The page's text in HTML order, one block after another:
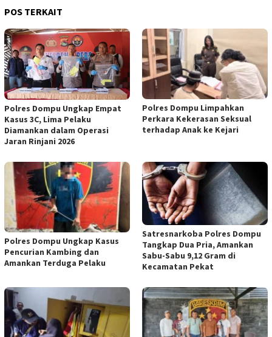
POS TERKAIT
Polres Dompu Ungkap Empat
Kasus 3C, Lima Pelaku
Diamankan dalam Operasi
Jaran Rinjani 2026
Polres Dompu Limpahkan
Perkara Kekerasan Seksual
terhadap Anak ke Kejari
Polres Dompu Ungkap Kasus
Pencurian Kambing dan
Amankan Terduga Pelaku
Satresnarkoba Polres Dompu
Tangkap Dua Pria, Amankan
Sabu-Sabu 9,12 Gram di
Kecamatan Pekat